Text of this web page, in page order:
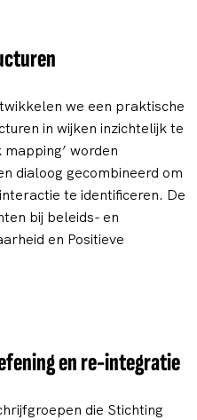
we een praktische
in wijken inzichtelijk te
worden
dialoog gecombineerd om
te identificeren. De
bij beleids- en
en Positieve
en re-integratie
die Stichting